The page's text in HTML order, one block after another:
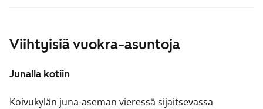
Viihtyisiä vuokra-asuntoja
Junalla kotiin
Koivukylän juna-aseman vieressä sijaitsevassa